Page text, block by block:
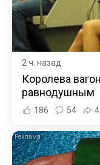
2 ч. назад
Королева
равнодушным
186 54